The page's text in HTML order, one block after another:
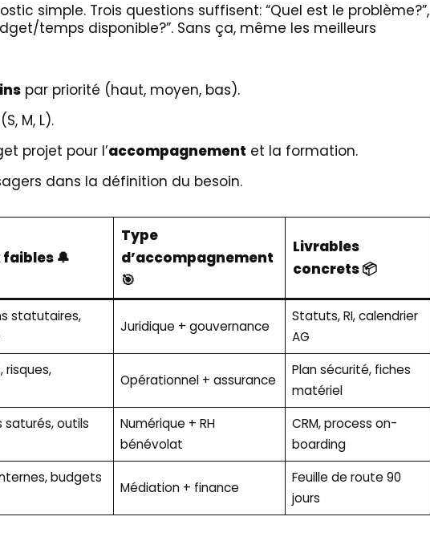
simple. Trois questions suffisent: “Quel est le problème?”,
temps disponible?”. Sans ça, même les meilleurs
par priorité (haut, moyen, bas).
M, L).
projet pour l’accompagnement et la formation.
dans la définition du besoin.
🔔
Type
d’accompagnement
🎯
Livrables
concrets 📦
statutaires,
Juridique + gouvernance
Statuts, RI, calendrier
AG
risques,
Opérationnel + assurance
Plan sécurité, fiches
matériel
saturés, outils
Numérique + RH
bénévolat
CRM, process on-
boarding
budgets
Médiation + finance
Feuille de route 90
jours